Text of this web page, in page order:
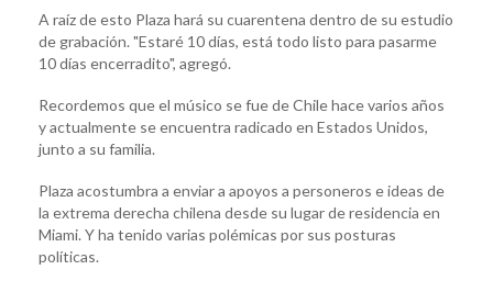
A raíz de esto Plaza hará su cuarentena dentro de su estudio
de grabación. "Estaré 10 días, está todo listo para pasarme
10 días encerradito", agregó.
Recordemos que el músico se fue de Chile hace varios años
y actualmente se encuentra radicado en Estados Unidos,
junto a su familia.
Plaza acostumbra a enviar a apoyos a personeros e ideas de
la extrema derecha chilena desde su lugar de residencia en
Miami. Y ha tenido varias polémicas por sus posturas
políticas.